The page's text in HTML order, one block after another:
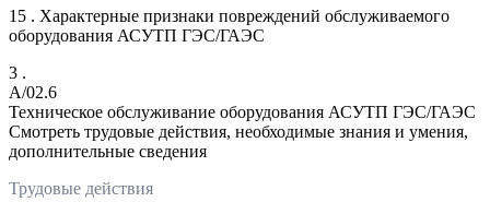
15 . Характерные признаки повреждений обслуживаемого
оборудования АСУТП ГЭС/ГАЭС
3 .
A/02.6
Техническое обслуживание оборудования АСУТП ГЭС/ГАЭС
Смотреть трудовые действия, необходимые знания и умения,
дополнительные сведения
Трудовые действия